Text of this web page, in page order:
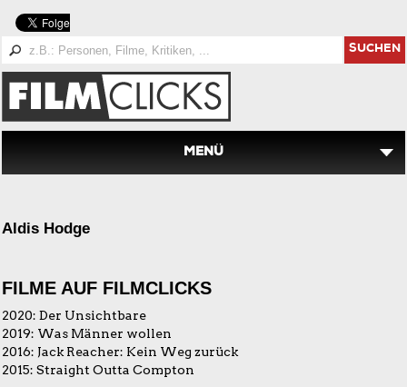
SUCHEN
MENÜ
Aldis Hodge
FILME AUF FILMCLICKS
2020: Der Unsichtbare
2019: Was Männer wollen
2016: Jack Reacher: Kein Weg zurück
2015: Straight Outta Compton